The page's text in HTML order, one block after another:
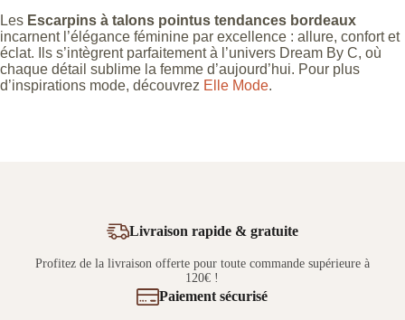
Les Escarpins à talons pointus tendances bordeaux
incarnent l’élégance féminine par excellence : allure, confort et
éclat. Ils s’intègrent parfaitement à l’univers Dream By C, où
chaque détail sublime la femme d’aujourd’hui. Pour plus
d’inspirations mode, découvrez Elle Mode.
Livraison rapide & gratuite
Profitez de la livraison offerte pour toute commande supérieure à
120€ !
Paiement sécurisé